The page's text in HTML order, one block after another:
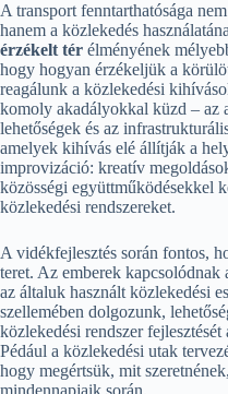
A transport fenntarthatósága
hanem a közlekedés
érzékelt tér élményének
hogy hogyan érzékeljük a
reagálunk a közlekedési
komoly akadályokkal küzd – az
lehetőségek és az
amelyek kihívás elé állítják a
improvizáció: kreatív
közösségi együttműködésekkel
közlekedési rendszereket.
A vidékfejlesztés során fontos,
teret. Az emberek
az általuk használt közlekedési
szellemében dolgozunk,
közlekedési rendszer
Pédául a közlekedési utak
hogy megértsük, mit
mindennapjaik során.